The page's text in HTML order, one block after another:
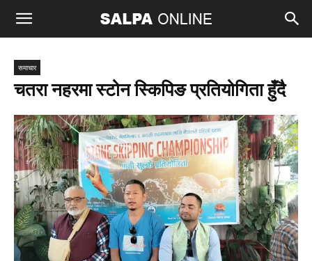
समाचार
चतरा नहरमा स्टोन स्किपिङ प्रतियोगिता हुँदै